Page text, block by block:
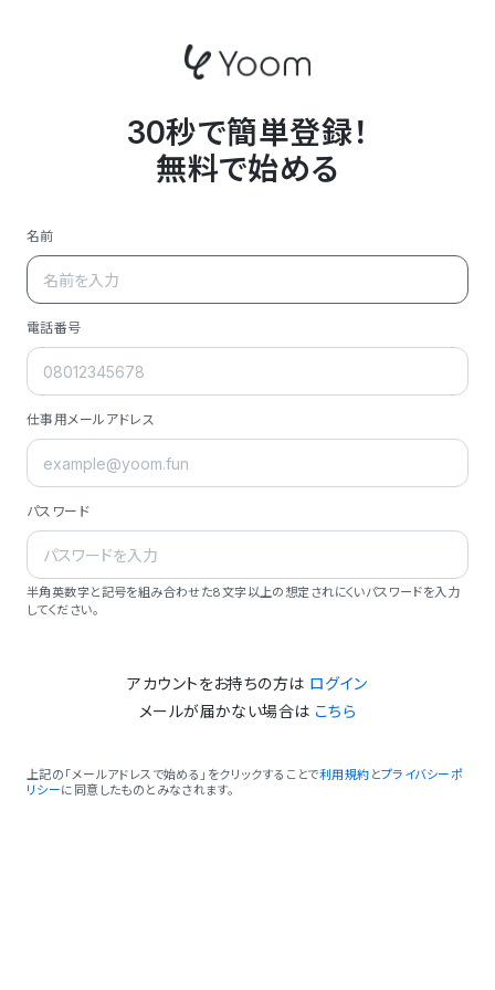
30秒で簡単登録！
無料で始める
名前
電話番号
仕事用メールアドレス
パスワード
半角英数字と記号を組み合わせた8文字以上の想定されにくいパスワードを入力
してください。
アカウントをお持ちの方は ログイン
メールが届かない場合は こちら
上記の「メールアドレスで始める」をクリックすることで利用規約 とプライバシーポ
リシーに同意したものとみなされます。